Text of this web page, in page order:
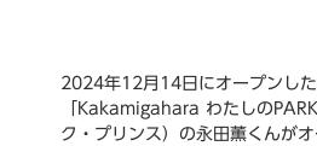
2024年12月14日にオープンし
「Kakamigahara わたしの
ク・プリンス）の永田薫くんが